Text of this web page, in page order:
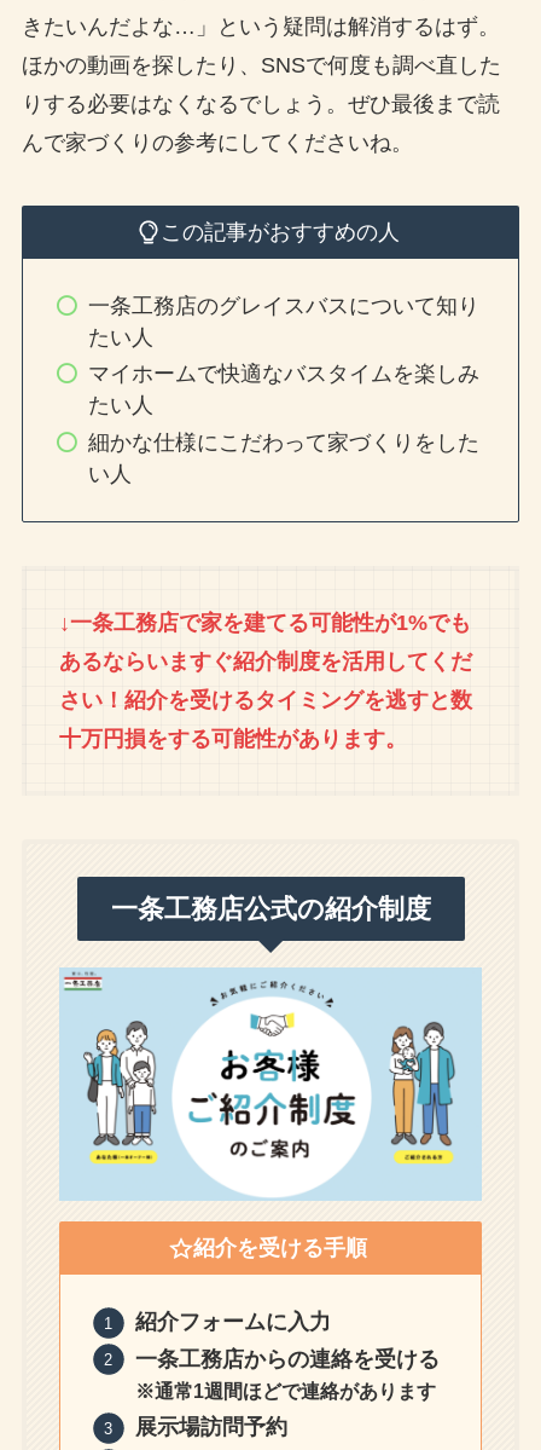
きたいんだよな…」という疑問は解消するはず。
ほかの動画を探したり、SNSで何度も調べ直した
りする必要はなくなるでしょう。ぜひ最後まで読
んで家づくりの参考にしてくださいね。
この記事がおすすめの人
一条工務店のグレイスバスについて知り
たい人
マイホームで快適なバスタイムを楽しみ
たい人
細かな仕様にこだわって家づくりをした
い人
↓一条工務店で家を建てる可能性が1%でも
あるならいますぐ紹介制度を活用してくだ
さい！紹介を受けるタイミングを逃すと数
十万円損をする可能性があります。
一条工務店公式の紹介制度
紹介を受ける手順
紹介フォームに入力
一条工務店からの連絡を受ける
※通常1週間ほどで連絡があります
展示場訪問予約